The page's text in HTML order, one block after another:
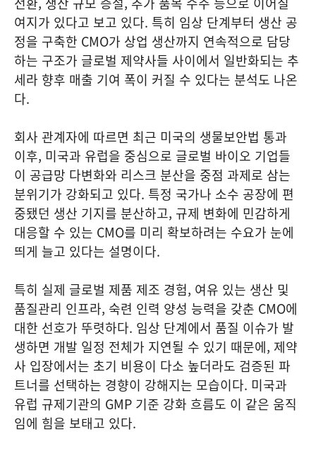
여지가 있다고 보고 있다. 특히 임상 단계부터 생산 공
정을 구축한 CMO가 상업 생산까지 연속적으로 담당
하는 구조가 글로벌 제약사들 사이에서 일반화되는 추
세라 향후 매출 기여 폭이 커질 수 있다는 분석도 나온
다.
회사 관계자에 따르면 최근 미국의 생물보안법 통과
이후, 미국과 유럽을 중심으로 글로벌 바이오 기업들
이 공급망 다변화와 리스크 분산을 중점 과제로 삼는
분위기가 강화되고 있다. 특정 국가나 소수 공장에 편
중됐던 생산 기지를 분산하고, 규제 변화에 민감하게
대응할 수 있는 CMO를 미리 확보하려는 수요가 눈에
띄게 늘고 있다는 설명이다.
특히 실제 글로벌 제품 제조 경험, 여유 있는 생산 및
품질관리 인프라, 숙련 인력 양성 능력을 갖춘 CMO에
대한 선호가 뚜렷하다. 임상 단계에서 품질 이슈가 발
생하면 개발 일정 전체가 지연될 수 있기 때문에, 제약
사 입장에서는 초기 비용이 다소 높더라도 검증된 파
트너를 선택하는 경향이 강해지는 모습이다. 미국과
유럽 규제기관의 GMP 기준 강화 흐름도 이 같은 움직
임에 힘을 보태고 있다.